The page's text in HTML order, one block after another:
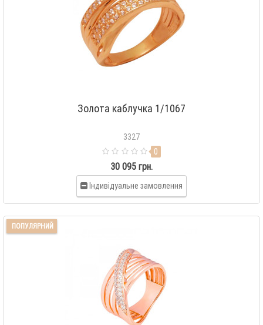
Золота каблучка 1/1067
3327
0
30 095 грн.
Індивідуальне замовлення
ПОПУЛЯРНИЙ